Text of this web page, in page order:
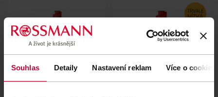
Souhlas Detaily Nastavení reklam Více o cookies